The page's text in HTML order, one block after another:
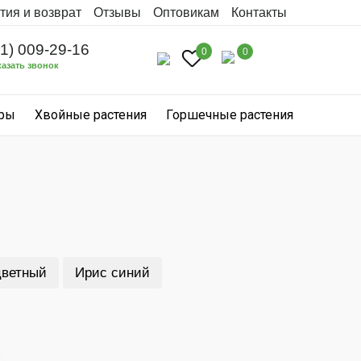
и возврат Отзывы Оптовикам Контакты
009-29-16
звонок
0 0
Хвойные растения Горшечные растения
Ирис синий